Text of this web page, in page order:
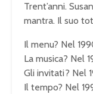
Trent’anni.
mantra. Il suo
Il menu? Nel
La musica? Nel
Gli invitati? Nel
Il tempo? Nel